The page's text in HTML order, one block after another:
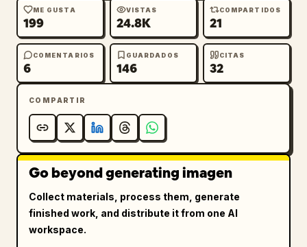
pastel: 2 verde azulado, 2 azul pálido, 2
lavanda, 1 blanca y 1 rosa. En el letrero
izquierdo de la máquina, incluye el texto
“NOZOMU”, “Capsule Figure”, “Mini
Collection”, “全5種” y “1回 400円” en color
estrellas pálidas. Muestra un dial de monedas
y una ranura para monedas en la parte
inferior izquierda de la máquina.
Tablero de información derecho: Añade un
“NOZOMU Mini Collection” con un borde
redondeado en verde azulado y una pequeña
insignia que dice “全5種”. El tablero contiene
ME GUSTA
199
VISTAS
24.8K
COMPARTIDOS
21
COMENTARIOS
6
GUARDADOS
146
CITAS
32
COMPARTIR
Go beyond generating imagen
Collect materials, process them, generate
finished work, and distribute it from one AI
workspace.